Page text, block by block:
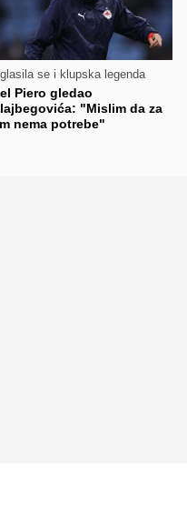
se i klupska legenda
Piero gledao
"Mislim da za
nema potrebe"